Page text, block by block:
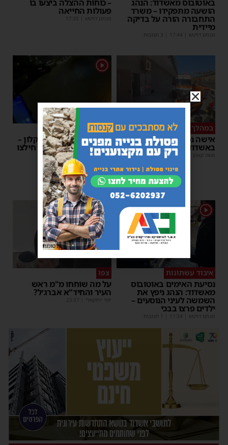
באוטובוס מאשדוד: הנהג
הושעה מתפקידו – משרד
התחבורה הורה על בדיקה
מיידית
מנחם דויטש 17:44
– כוחות ההצלה ביצעו בו
פעולות החייאה
מנחם דויטש 17:35
במהלך העבודה
אישה נפלה מסולם במחסן
באשדוד
משה קאהן 17:31
1
צפו
תינוק ננעל ברכב באשקלון –
המתנדבים האשדודים חילצו
אותו בשלום
11:53
1
איבוד עשתונות
נסיעת האימים באוטובוס
מאשדוד: הנהג ניפץ את
השמשה לעיני הנוסעים –
ילדים פרצו בבכי
מנחם דויטש 11:34
1
צפו
על מה שוחחו מ"מ ראש
העיר והחיד"א אברג׳ל?
יוסי יחזקאלי 23:37
פרסומת